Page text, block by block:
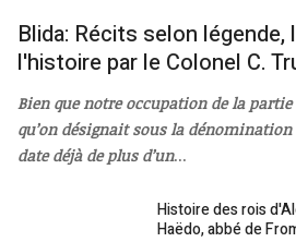
Blida: Récits selon
l'histoire par le Colonel C.
Bien que notre occupation de la partie
qu’on désignait sous la dénomination
date déjà de plus d’un...
Histoire des rois
Haëdo, abbé de